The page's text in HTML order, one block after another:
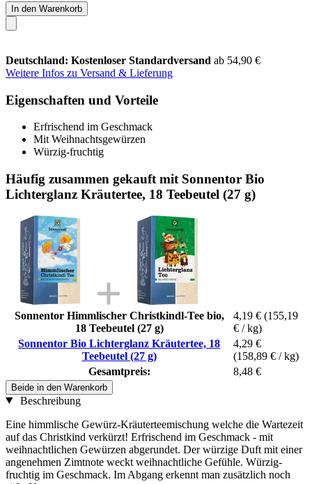
In den Warenkorb
Deutschland: Kostenloser Standardversand ab 54,90 €
Weitere Infos zu Versand & Lieferung
Eigenschaften und Vorteile
Erfrischend im Geschmack
Mit Weihnachtsgewürzen
Würzig-fruchtig
Häufig zusammen gekauft mit Sonnentor Bio
Lichterglanz Kräutertee, 18 Teebeutel (27 g)
Sonnentor Himmlischer Christkindl-Tee bio,
18 Teebeutel (27 g)
4,19 € (155,19
€ / kg)
Sonnentor Bio Lichterglanz Kräutertee, 18
Teebeutel (27 g)
4,29 €
(158,89 € / kg)
Gesamtpreis:
8,48 €
Beide in den Warenkorb
Beschreibung
Eine himmlische Gewürz-Kräuterteemischung welche die Wartezeit
auf das Christkind verkürzt! Erfrischend im Geschmack - mit
weihnachtlichen Gewürzen abgerundet. Der würzige Duft mit einer
angenehmen Zimtnote weckt weihnachtliche Gefühle. Würzig-
fruchtig im Geschmack. Im Abgang erkennt man zusätzlich noch